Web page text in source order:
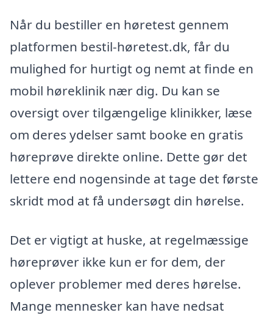
Når du bestiller en høretest gennem
platformen bestil-høretest.dk, får du
mulighed for hurtigt og nemt at finde en
mobil høreklinik nær dig. Du kan se
oversigt over tilgængelige klinikker, læse
om deres ydelser samt booke en gratis
høreprøve direkte online. Dette gør det
lettere end nogensinde at tage det første
skridt mod at få undersøgt din hørelse.
Det er vigtigt at huske, at regelmæssige
høreprøver ikke kun er for dem, der
oplever problemer med deres hørelse.
Mange mennesker kan have nedsat